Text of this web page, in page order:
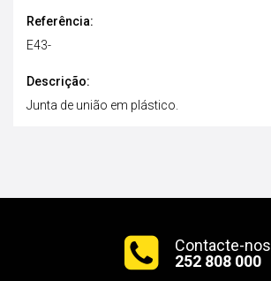
Referência:
E43-
Descrição:
Junta de união em plástico.
Contacte-nos
252 808 000